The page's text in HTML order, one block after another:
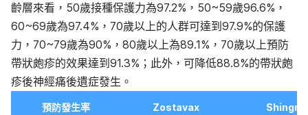
齡層來看，50歲接種保護力為97.2%，50~59歲96.6%，
60~69歲為97.4%，70歲以上的人群可達到97.9%的保護
力，70~79歲為90%，80歲以上為89.1%，70歲以上預防
帶狀皰疹的效果達到91.3%；此外，可降低88.8%的帶狀皰
疹後神經痛後遺症發生。
預防發生率 Zostavax Shingrix